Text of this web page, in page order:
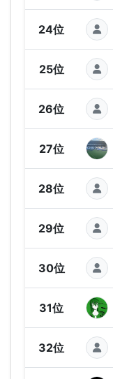
24位
25位
26位
27位
28位
29位
30位
31位
32位